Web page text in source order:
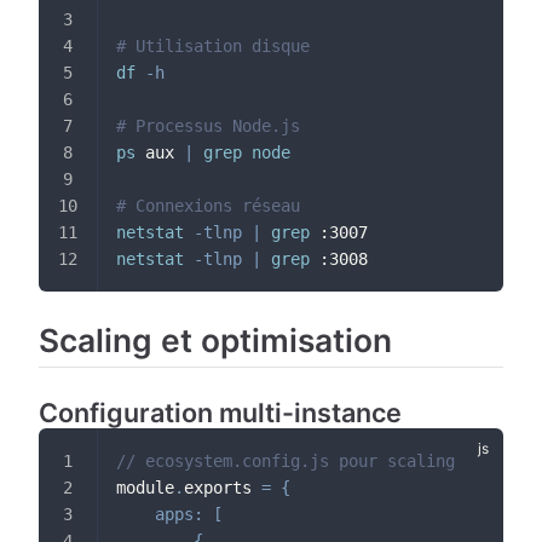
# Utilisation disque
df
-h
# Processus Node.js
ps aux grep node
# Connexions réseau
netstat
-tlnp grep :3007
netstat
-tlnp grep :3008
Scaling et optimisation
Configuration multi-instance
// ecosystem.config.js pour scaling
module. exports = {
apps :
[